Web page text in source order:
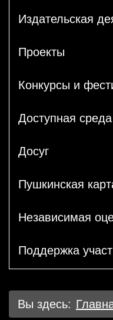
Издательская
Проекты
Конкурсы и
Доступная среда
Досуг
Пушкинская
Независимая
Поддержка
Вы здесь: